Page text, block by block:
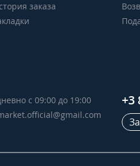
заказа
с 09:00 до 19:00
+3